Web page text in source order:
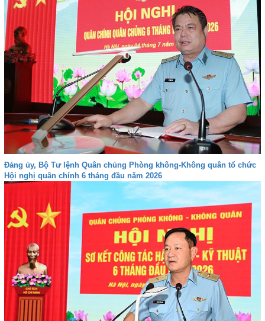
Đảng ủy, Bộ Tư lệnh Quân chủng Phòng không-Không quân tổ chức
Hội nghị quân chính 6 tháng đầu năm 2026